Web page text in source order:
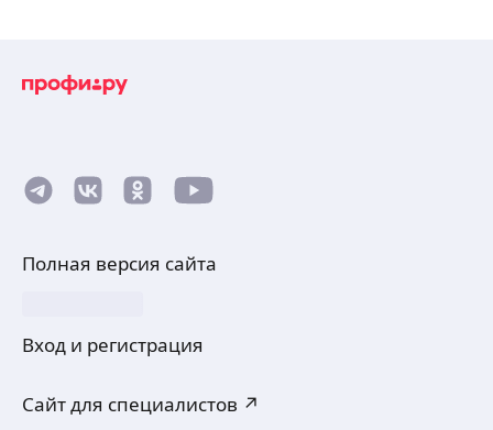
Полная версия сайта
Вход и регистрация
Сайт для специалистов ↗